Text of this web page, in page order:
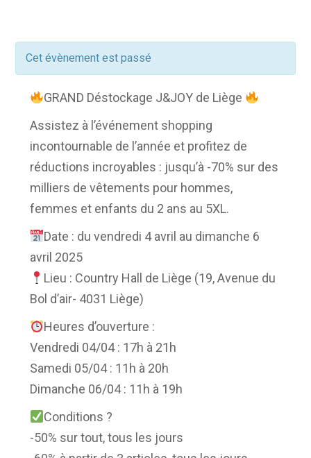
Cet évènement est passé
GRAND Déstockage J&JOY de Liège
Assistez à l’événement shopping
incontournable de l’année et profitez de
réductions incroyables : jusqu’à -70% sur des
milliers de vêtements pour hommes,
femmes et enfants du 2 ans au 5XL.
Date : du vendredi 4 avril au dimanche 6
avril 2025
Lieu : Country Hall de Liège (19, Avenue du
Bol d’air- 4031 Liège)
Heures d’ouverture :
Vendredi 04/04 : 17h à 21h
Samedi 05/04 : 11h à 20h
Dimanche 06/04 : 11h à 19h
Conditions ?
-50% sur tout, tous les jours